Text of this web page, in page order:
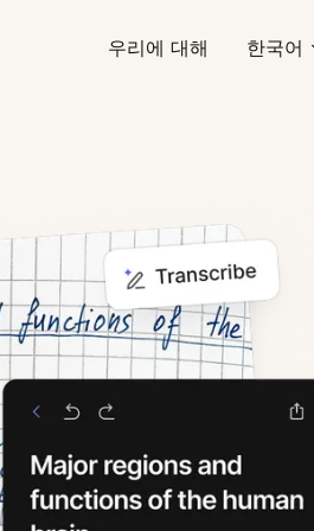
우리에 대해 한국어